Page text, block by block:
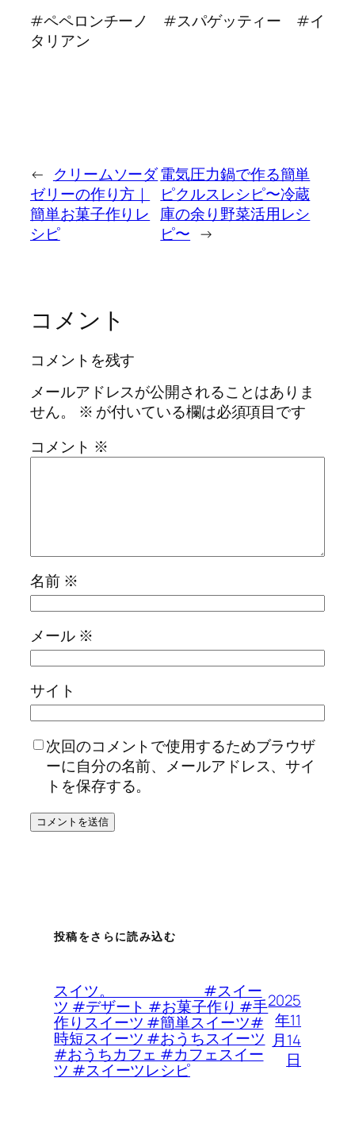
#ペペロンチーノ #スパゲッティー #イ
タリアン
← クリームソーダ
ゼリーの作り方｜
簡単お菓子作りレ
シピ
電気圧力鍋で作る簡単
ピクルスレシピ〜冷蔵
庫の余り野菜活用レシ
ピ〜 →
コメント
コメントを残す
メールアドレスが公開されることはありま
せん。
※ が付いている欄は必須項目です
コメント ※
名前 ※
メール ※
サイト
次回のコメントで使用するためブラウザ
ーに自分の名前、メールアドレス、サイ
トを保存する。
投稿をさらに読み込む
スイツ。 #スイー
ツ #デザート #お菓子作り #手
作りスイーツ #簡単スイーツ#
時短スイーツ #おうちスイーツ
#おうちカフェ #カフェスイー
ツ #スイーツレシピ
2025
年11
月14
日